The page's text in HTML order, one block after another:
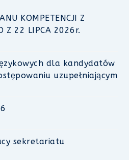
KOMPETENCJI Z
Z 22 LIPCA 2026r.
dla kandydatów
uzupełniającym
sekretariatu